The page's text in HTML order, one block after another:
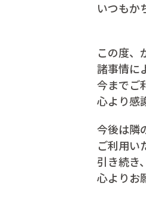
いつもか
この度、
諸事情に
今までご
心より感
今後は隣
ご利用い
引き続き
心よりお